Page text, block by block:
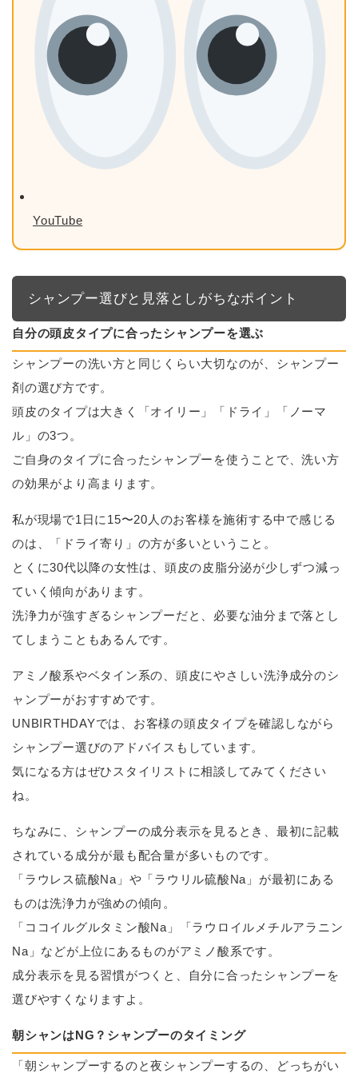
YouTube
シャンプー選びと見落としがちなポイント
自分の頭皮タイプに合ったシャンプーを選ぶ
シャンプーの洗い方と同じくらい大切なのが、シャンプー
剤の選び方です。
頭皮のタイプは大きく「オイリー」「ドライ」「ノーマ
ル」の3つ。
ご自身のタイプに合ったシャンプーを使うことで、洗い方
の効果がより高まります。
私が現場で1日に15〜20人のお客様を施術する中で感じる
のは、「ドライ寄り」の方が多いということ。
とくに30代以降の女性は、頭皮の皮脂分泌が少しずつ減っ
ていく傾向があります。
洗浄力が強すぎるシャンプーだと、必要な油分まで落とし
てしまうこともあるんです。
アミノ酸系やベタイン系の、頭皮にやさしい洗浄成分のシ
ャンプーがおすすめです。
UNBIRTHDAYでは、お客様の頭皮タイプを確認しながら
シャンプー選びのアドバイスもしています。
気になる方はぜひスタイリストに相談してみてください
ね。
ちなみに、シャンプーの成分表示を見るとき、最初に記載
されている成分が最も配合量が多いものです。
「ラウレス硫酸Na」や「ラウリル硫酸Na」が最初にある
ものは洗浄力が強めの傾向。
「ココイルグルタミン酸Na」「ラウロイルメチルアラニン
Na」などが上位にあるものがアミノ酸系です。
成分表示を見る習慣がつくと、自分に合ったシャンプーを
選びやすくなりますよ。
朝シャンはNG？シャンプーのタイミング
「朝シャンプーするのと夜シャンプーするの、どっちがい